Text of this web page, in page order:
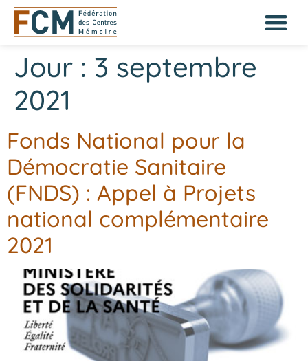
Jour : 3 septembre
2021
Fonds National pour la
Démocratie Sanitaire
(FNDS) : Appel à Projets
national complémentaire
2021